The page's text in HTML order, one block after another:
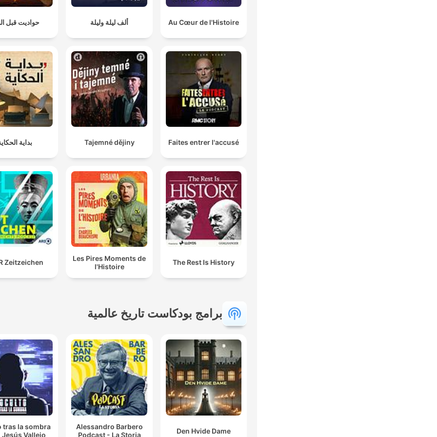
Au Cœur de l'Histoire ألف ليلة وليلة حواديت قبل
Faites entrer l'accusé
Tajemné dějiny بداية
The Rest Is History
Les Pires Moments de
l'Histoire
Zeitzeichen
برامج بودكاست تاريخ عالمية
Den Hvide Dame
Alessandro Barbero
Podcast - La Storia
tras la sombra
Jesús Vallejo